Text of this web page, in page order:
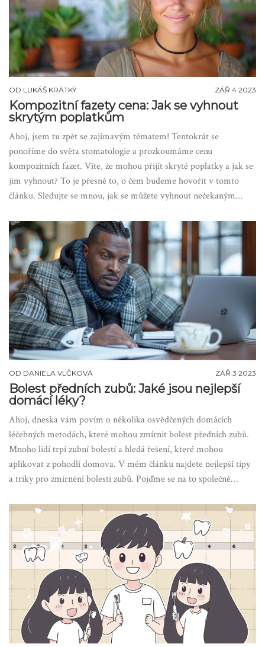
OD LUKÁŠ KRÁTKÝ ZÁŘ 4 2023
Kompozitní fazety cena: Jak se vyhnout
skrytým poplatkům
Ahoj, jsem tu zpět se zajímavým tématem! Tentokrát se
ponoříme do světa stomatologie a prozkoumáme cenu
kompozitních fazet. Víte, že mohou přijít skryté poplatky a jak se
jim vyhnout? To je přesně to, o čem budeme hovořit v tomto
článku. Sledujte se mnou, jak se můžete vyhnout nečekaným
OD DANIELA VLČKOVÁ ZÁŘ 3 2023
Bolest předních zubů: Jaké jsou nejlepší
domácí léky?
Ahoj, dneska vám povím o několika osvědčených domácích
léčebných metodách, které mohou zmírnit bolest předních zubů.
Mnoho lidí trpí zubní bolestí a hledá řešení, které mohou
aplikovat z pohodlí domova. V mém článku najdete nejlepší tipy
a triky pro zmírnění bolesti zubů. Pojďme se na to společně